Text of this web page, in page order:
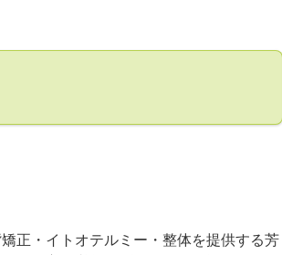
正・イトオテルミー・整体を提供する芳